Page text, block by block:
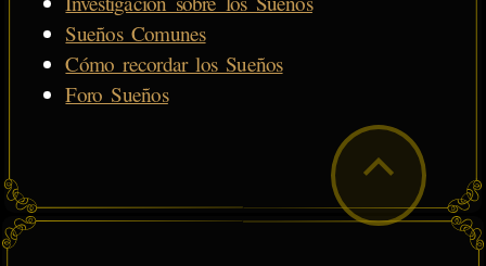
Sueños Comunes
Cómo recordar los Sueños
Foro Sueños